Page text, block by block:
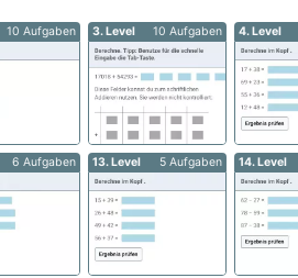
10 Aufgaben 3. Level 10 Aufgaben 4. Level
6 Aufgaben 13. Level 5 Aufgaben 14. Level